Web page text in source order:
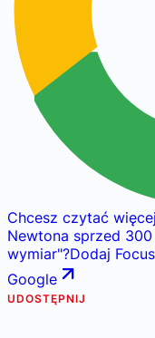
Chcesz czytać
Newtona sprzed
wymiar"?Dodaj
Google
UDOSTĘPNIJ